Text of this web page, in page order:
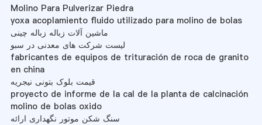
Molino Para Pulverizar Piedra
yoxa acoplamiento fluido utilizado para molino de bolas
ماشین آلات زباله زباله چینی
لیست شرکت های معدنی در سبو
fabricantes de equipos de trituración de roca de granito
en china
قیمت بلوک بتونی نیجریه
proyecto de informe de la cal de la planta de calcinación
molino de bolas oxido
سنگ شکن موتور نگهداری ارائه